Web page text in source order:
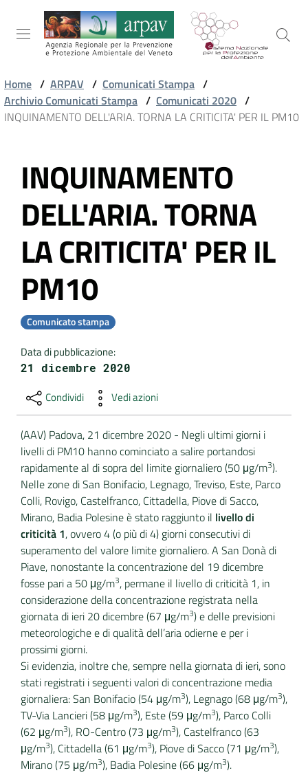
Salta al contenuto
Salta alla navigazione
Salta al footer
ARPAV
TEMI
AMBIENTALI
SERVIZI
AMBIENTALI
Seguici
su
Home / ARPAV / Comunicati Stampa /
Archivio Comunicati Stampa / Comunicati 2020 /
INQUINAMENTO DELL'ARIA. TORNA LA CRITICITA' PER IL PM10
Vai al contenuto
INQUINAMENTO
DELL'ARIA. TORNA
LA CRITICITA' PER IL
PM10
Comunicato stampa
Data di pubblicazione:
21 dicembre 2020
Condividi Vedi azioni
(AAV) Padova, 21 dicembre 2020 - Negli ultimi giorni i
livelli di PM10 hanno cominciato a salire portandosi
rapidamente al di sopra del limite giornaliero (50 μg/m3).
Nelle zone di San Bonifacio, Legnago, Treviso, Este, Parco
Colli, Rovigo, Castelfranco, Cittadella, Piove di Sacco,
Mirano, Badia Polesine è stato raggiunto il livello di
criticità 1, ovvero 4 (o più di 4) giorni consecutivi di
superamento del valore limite giornaliero. A San Donà di
Piave, nonostante la concentrazione del 19 dicembre
fosse pari a 50 μg/m3, permane il livello di criticità 1, in
considerazione della concentrazione registrata nella
giornata di ieri 20 dicembre (67 μg/m3) e delle previsioni
meteorologiche e di qualità dell’aria odierne e per i
prossimi giorni.
Si evidenzia, inoltre che, sempre nella giornata di ieri, sono
stati registrati i seguenti valori di concentrazione media
giornaliera: San Bonifacio (54 μg/m3), Legnago (68 μg/m3),
TV-Via Lancieri (58 μg/m3), Este (59 μg/m3), Parco Colli
(62 μg/m3), RO-Centro (73 μg/m3), Castelfranco (63
μg/m3), Cittadella (61 μg/m3), Piove di Sacco (71 μg/m3),
Mirano (75 μg/m3), Badia Polesine (66 μg/m3).